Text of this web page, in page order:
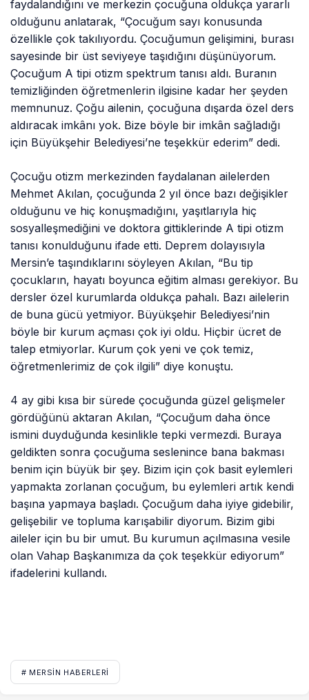
faydalandığını ve merkezin çocuğuna oldukça yararlı
olduğunu anlatarak, “Çocuğum sayı konusunda
özellikle çok takılıyordu. Çocuğumun gelişimini, burası
sayesinde bir üst seviyeye taşıdığını düşünüyorum.
Çocuğum A tipi otizm spektrum tanısı aldı. Buranın
temizliğinden öğretmenlerin ilgisine kadar her şeyden
memnunuz. Çoğu ailenin, çocuğuna dışarda özel ders
aldıracak imkânı yok. Bize böyle bir imkân sağladığı
için Büyükşehir Belediyesi’ne teşekkür ederim” dedi.
Çocuğu otizm merkezinden faydalanan ailelerden
Mehmet Akılan, çocuğunda 2 yıl önce bazı değişikler
olduğunu ve hiç konuşmadığını, yaşıtlarıyla hiç
sosyalleşmediğini ve doktora gittiklerinde A tipi otizm
tanısı konulduğunu ifade etti. Deprem dolayısıyla
Mersin’e taşındıklarını söyleyen Akılan, “Bu tip
çocukların, hayatı boyunca eğitim alması gerekiyor. Bu
dersler özel kurumlarda oldukça pahalı. Bazı ailelerin
de buna gücü yetmiyor. Büyükşehir Belediyesi’nin
böyle bir kurum açması çok iyi oldu. Hiçbir ücret de
talep etmiyorlar. Kurum çok yeni ve çok temiz,
öğretmenlerimiz de çok ilgili” diye konuştu.
4 ay gibi kısa bir sürede çocuğunda güzel gelişmeler
gördüğünü aktaran Akılan, “Çocuğum daha önce
ismini duyduğunda kesinlikle tepki vermezdi. Buraya
geldikten sonra çocuğuma seslenince bana bakması
benim için büyük bir şey. Bizim için çok basit eylemleri
yapmakta zorlanan çocuğum, bu eylemleri artık kendi
başına yapmaya başladı. Çocuğum daha iyiye gidebilir,
gelişebilir ve topluma karışabilir diyorum. Bizim gibi
aileler için bu bir umut. Bu kurumun açılmasına vesile
olan Vahap Başkanımıza da çok teşekkür ediyorum”
ifadelerini kullandı.
# MERSIN HABERLERI